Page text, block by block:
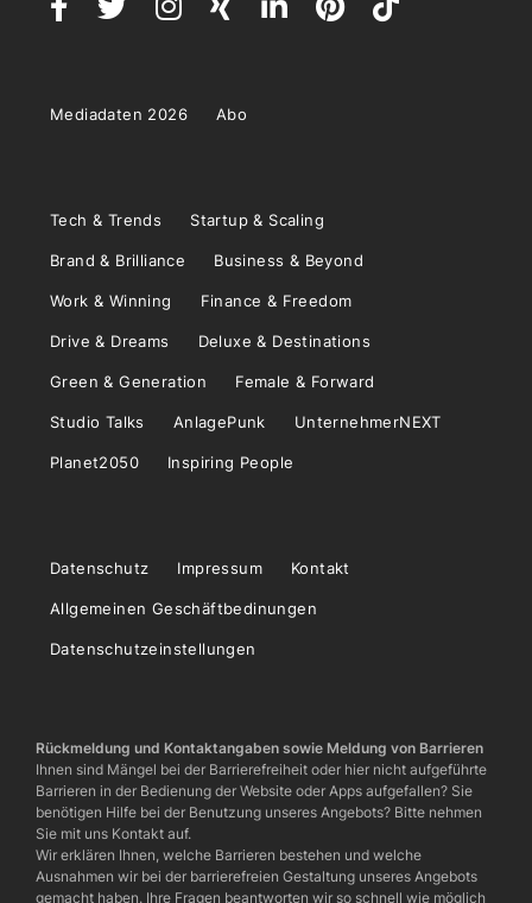
Mediadaten 2026 Abo
Tech & Trends Startup & Scaling
Brand & Brilliance Business & Beyond
Work & Winning Finance & Freedom
Drive & Dreams Deluxe & Destinations
Green & Generation Female & Forward
Studio Talks AnlagePunk UnternehmerNEXT
Planet2050 Inspiring People
Datenschutz Impressum Kontakt
Allgemeinen Geschäftbedinungen
Datenschutzeinstellungen
Rückmeldung und Kontaktangaben sowie Meldung von Barrieren
Ihnen sind Mängel bei der Barrierefreiheit oder hier nicht aufgeführte
Barrieren in der Bedienung der Website oder Apps aufgefallen? Sie
benötigen Hilfe bei der Benutzung unseres Angebots? Bitte nehmen
Sie mit uns Kontakt auf.
Wir erklären Ihnen, welche Barrieren bestehen und welche
Ausnahmen wir bei der barrierefreien Gestaltung unseres Angebots
gemacht haben. Ihre Fragen beantworten wir so schnell wie möglich